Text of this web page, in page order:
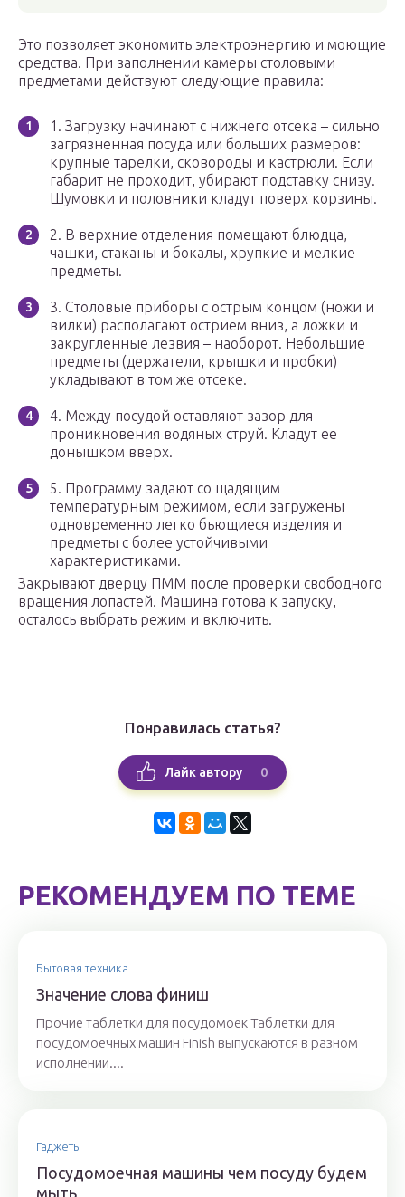
Это позволяет экономить электроэнергию и моющие
средства. При заполнении камеры столовыми
предметами действуют следующие правила:
1. Загрузку начинают с нижнего отсека – сильно
загрязненная посуда или больших размеров:
крупные тарелки, сковороды и кастрюли. Если
габарит не проходит, убирают подставку снизу.
Шумовки и половники кладут поверх корзины.
2. В верхние отделения помещают блюдца,
чашки, стаканы и бокалы, хрупкие и мелкие
предметы.
3. Столовые приборы с острым концом (ножи и
вилки) располагают острием вниз, а ложки и
закругленные лезвия – наоборот. Небольшие
предметы (держатели, крышки и пробки)
укладывают в том же отсеке.
4. Между посудой оставляют зазор для
проникновения водяных струй. Кладут ее
донышком вверх.
5. Программу задают со щадящим
температурным режимом, если загружены
одновременно легко бьющиеся изделия и
предметы с более устойчивыми
характеристиками.
Закрывают дверцу ПММ после проверки свободного
вращения лопастей. Машина готова к запуску,
осталось выбрать режим и включить.
Понравилась статья?
Лайк автору 0
РЕКОМЕНДУЕМ ПО ТЕМЕ
Бытовая техника
Значение слова финиш
Прочие таблетки для посудомоек Таблетки для
посудомоечных машин Finish выпускаются в разном
исполнении....
Гаджеты
Посудомоечная машины чем посуду будем
мыть